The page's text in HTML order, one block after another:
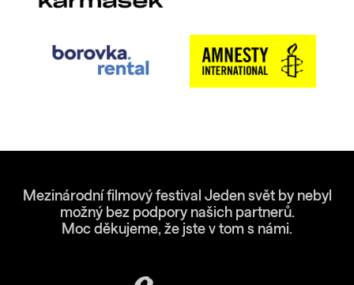
Mezinárodní filmový festival Jeden svět by nebyl
možný bez podpory našich partnerů.
Moc děkujeme, že jste v tom s námi.